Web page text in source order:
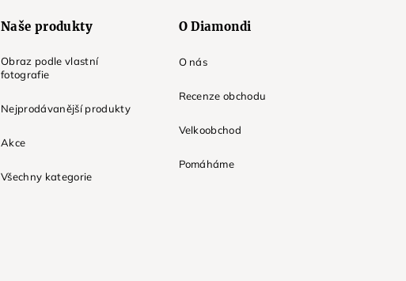
Naše produkty
Obraz podle vlastní
fotografie
Nejprodávanější produkty
Akce
Všechny kategorie
O Diamondi
O nás
Recenze obchodu
Velkoobchod
Pomáháme